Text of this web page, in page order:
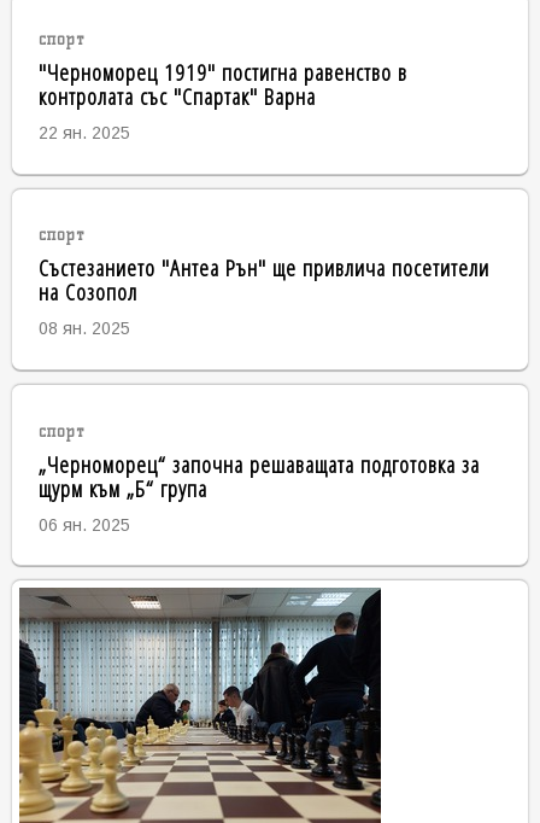
спорт
"Черноморец 1919" постигна равенство в
контролата със "Спартак" Варна
22 ян. 2025
спорт
Състезанието "Антеа Рън" ще привлича посетители
на Созопол
08 ян. 2025
спорт
„Черноморец“ започна решаващата подготовка за
щурм към „Б“ група
06 ян. 2025